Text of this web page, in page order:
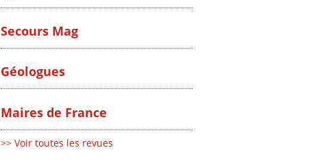
Secours Mag
Géologues
Maires de France
>> Voir toutes les revues